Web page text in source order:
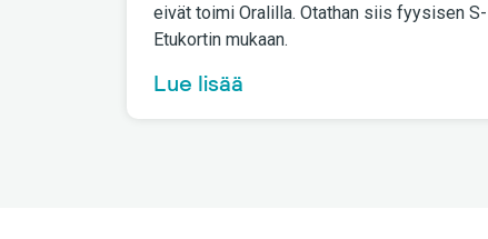
eivät toimi Oralilla. Otathan siis fyysisen S-
Etukortin mukaan.
Lue lisää